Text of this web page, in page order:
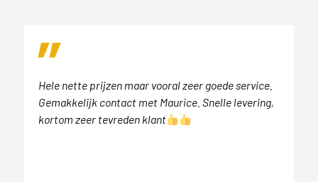
Hele nette prijzen maar vooral zeer goede service.
Gemakkelijk contact met Maurice. Snelle levering,
kortom zeer tevreden klant